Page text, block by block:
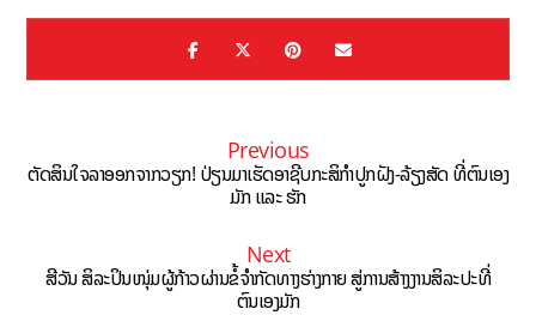
Previous
ຕັດສິນໃຈລາອອກຈາກວຽກ! ປ່ຽນມາເຮັດອາຊີບກະສິກຳປູກຝັງ-ລ້ຽງສັດ ທີ່ຕົນເອງ
ມັກ ແລະ ຮັກ
Next
ສີວັນ ສິລະປິນໜຸ່ມຜູ້ກ້າວຜ່ານຂໍ້ຈຳກັດທາງຮ່າງກາຍ ສູ່ການສ້າງງານສິລະປະທີ່
ຕົນເອງມັກ